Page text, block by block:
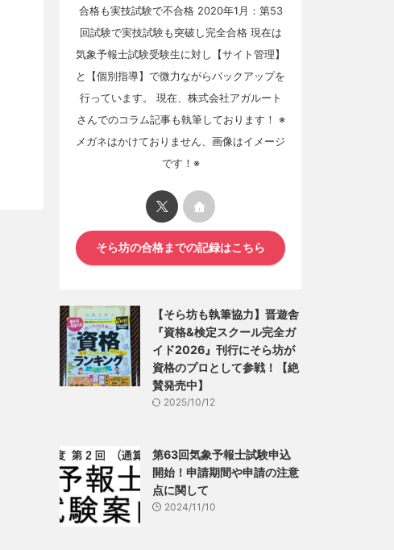
合格も実技試験で不合格 2020年1月：第53
回試験で実技試験も突破し完全合格 現在は
気象予報士試験受験生に対し【サイト管理】
と【個別指導】で微力ながらバックアップを
行っています。 現在、株式会社アガルート
さんでのコラム記事も執筆しております！ ※
メガネはかけておりません、画像はイメージ
です！※
そら坊の合格までの記録はこちら
【そら坊も執筆協力】晋遊舎
『資格&検定スクール完全ガ
イド2026』刊行にそら坊が
資格のプロとして参戦！【絶
賛発売中】
2025/10/12
第63回気象予報士試験申込
開始！申請期間や申請の注意
点に関して
2024/11/10